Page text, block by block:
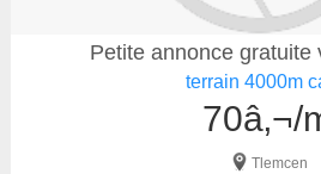
Petite annonce gratuite
terrain 4000m
70â‚¬/
Tlemcen